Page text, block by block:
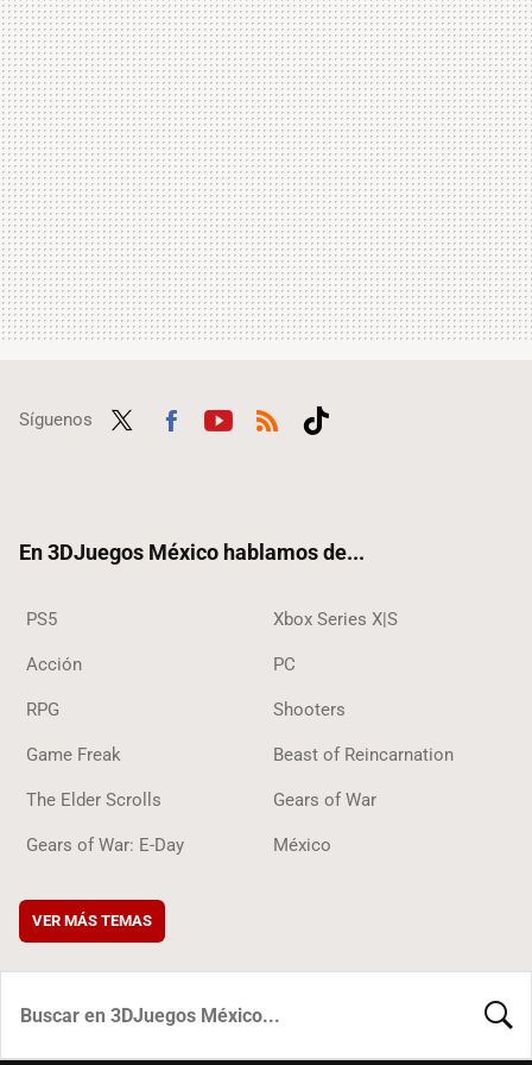
Síguenos
En 3DJuegos México hablamos de...
PS5 Xbox Series X|S
Acción PC
RPG Shooters
Game Freak Beast of Reincarnation
The Elder Scrolls Gears of War
Gears of War: E-Day México
VER MÁS TEMAS